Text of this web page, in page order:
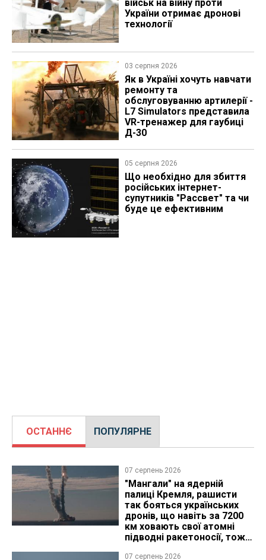
військ на війну проти
України отримає дронові
технології
03 серпня 2026
Як в Україні хочуть навчати
ремонту та
обслуговуванню артилерії -
L7 Simulators представила
VR-тренажер для гаубиці
Д-30
05 серпня 2026
Що необхідно для збиття
російських інтернет-
супутників "Рассвет" та чи
буде це ефективним
ОСТАННЄ ПОПУЛЯРНЕ
07 серпень 2026
"Мангали" на ядерній
палиці Кремля, рашисти
так бояться українських
дронів, що навіть за 7200
км ховають свої атомні
підводні ракетоносії, тож
07 серпень 2026